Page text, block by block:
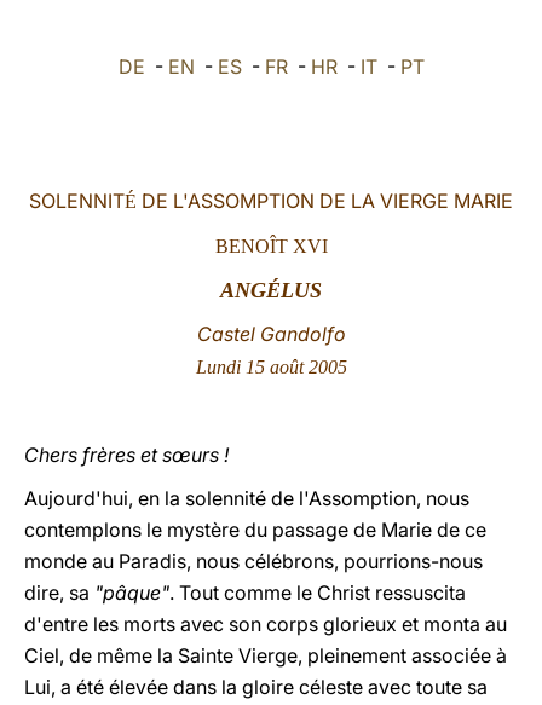
العربيّة DE - EN - ES- FR- HR- IT- PT
SOLENNITÉ DE L'ASSOMPTION DE LA VIERGE MARIE
BENOÎT XVI
ANGÉLUS
Castel Gandolfo
Lundi 15 août 2005
Chers frères et sœurs !
Aujourd'hui, en la solennité de l'Assomption, nous
contemplons le mystère du passage de Marie de ce
monde au Paradis, nous célébrons, pourrions-nous
dire, sa "pâque". Tout comme le Christ ressuscita
d'entre les morts avec son corps glorieux et monta au
Ciel, de même la Sainte Vierge, pleinement associée à
Lui, a été élevée dans la gloire céleste avec toute sa